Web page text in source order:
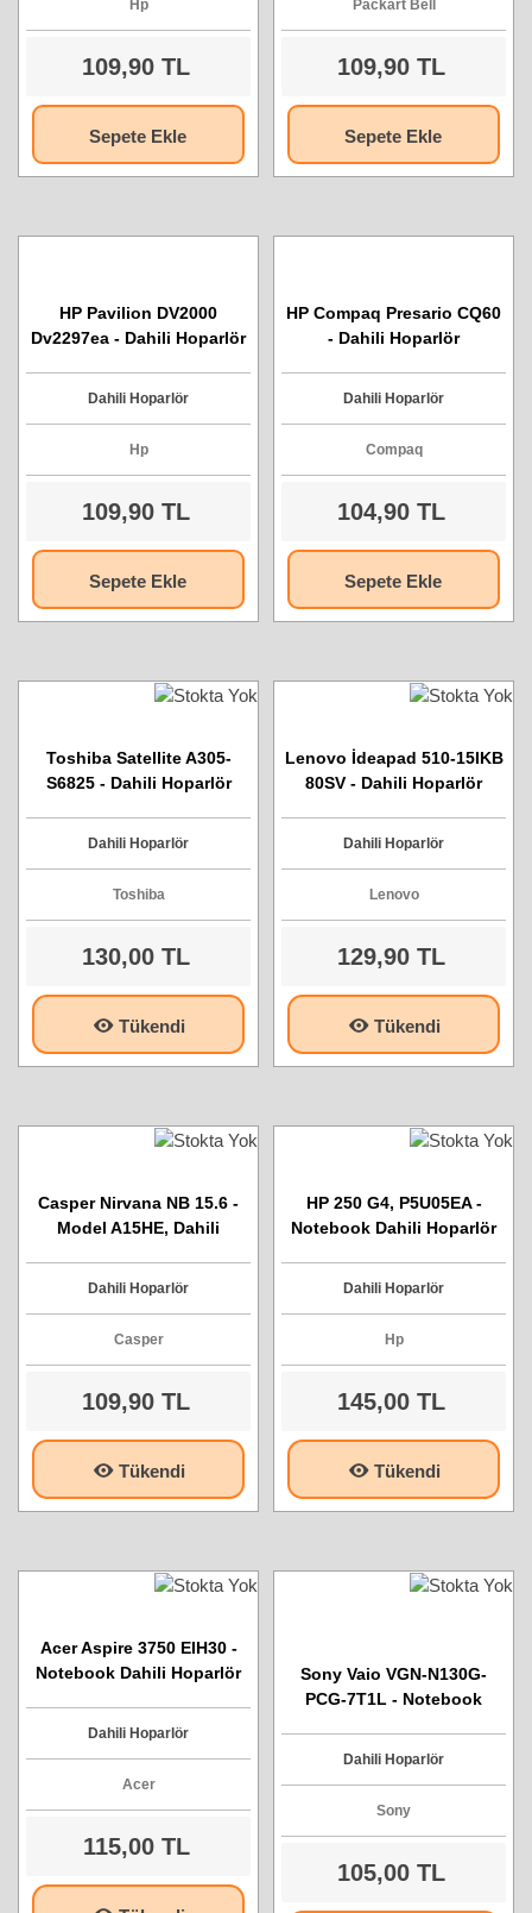
Hp
109,90 TL
Sepete Ekle
Packart Bell
109,90 TL
Sepete Ekle
HP Pavilion DV2000
Dv2297ea - Dahili Hoparlör
Dahili Hoparlör
Hp
109,90 TL
Sepete Ekle
HP Compaq Presario CQ60
- Dahili Hoparlör
Dahili Hoparlör
Compaq
104,90 TL
Sepete Ekle
Toshiba Satellite A305-
S6825 - Dahili Hoparlör
Dahili Hoparlör
Toshiba
130,00 TL
Tükendi
Lenovo İdeapad 510-15IKB
80SV - Dahili Hoparlör
Dahili Hoparlör
Lenovo
129,90 TL
Tükendi
Casper Nirvana NB 15.6 -
Model A15HE, Dahili
Dahili Hoparlör
Casper
109,90 TL
Tükendi
HP 250 G4, P5U05EA -
Notebook Dahili Hoparlör
Dahili Hoparlör
Hp
145,00 TL
Tükendi
Acer Aspire 3750 EIH30 -
Notebook Dahili Hoparlör
Dahili Hoparlör
Acer
115,00 TL
Sony Vaio VGN-N130G-
PCG-7T1L - Notebook
Dahili Hoparlör
Sony
105,00 TL